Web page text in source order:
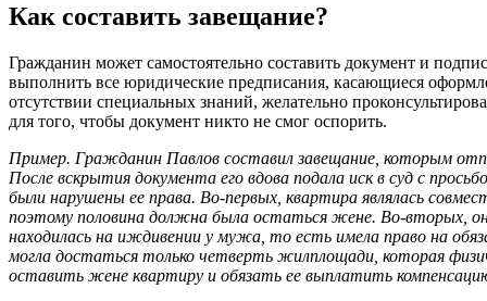
Как составить завещание?
Гражданин может самостоятельно составить документ и
выполнить все юридические предписания, касающиеся
отсутствии специальных знаний, желательно
для того, чтобы документ никто не смог оспорить.
Пример. Гражданин Павлов составил завещание, которым
После вскрытия документа его вдова подала иск в суд с
были нарушены ее права. Во-первых, квартира являлась
поэтому половина должна была остаться жене. Во-вторых,
находилась на иждивении у мужа, то есть имела право на
могла достаться только четверть жилплощади, которая
оставить жене квартиру и обязать ее выплатить